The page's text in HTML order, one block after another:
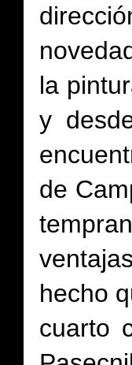
la
y
de
hecho
cuarto